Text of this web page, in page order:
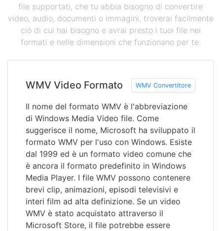
file supportati, che tu abbia bisogno di convertire
video, audio, documenti o immagini, troverai facilmente
ciò di cui hai bisogno e avrai presto i tuoi file nei
formati e nelle dimensioni che funzionano per te.
WMV Video Formato WMV Convertitore
Il nome del formato WMV è l'abbreviazione
di Windows Media Video file. Come
suggerisce il nome, Microsoft ha sviluppato il
formato WMV per l'uso con Windows. Esiste
dal 1999 ed è un formato video comune che
è ancora il formato predefinito in Windows
Media Player. I file WMV possono contenere
brevi clip, animazioni, episodi televisivi e
interi film ad alta definizione. Se un video
WMV è stato acquistato attraverso il
Microsoft Store, il file potrebbe essere